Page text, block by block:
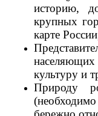
историю,
крупных
карте
культуру и
Природу